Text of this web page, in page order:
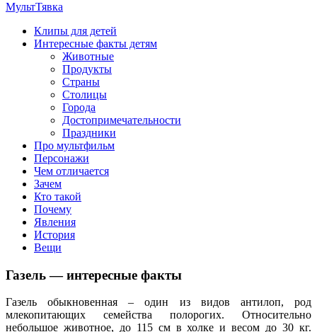
МультТявка
интересные факты про страны, столицы и города, клипы из
мультфильмов, мульт-клипы, песни из мультиков, детские
клипы, интересные факты о мультфильмах и про персонажей
мультфильмов
Клипы для детей
Интересные факты детям
Животные
Продукты
Страны
Столицы
Города
Достопримечательности
Праздники
Про мультфильм
Персонажи
Чем отличается
Зачем
Кто такой
Почему
Явления
История
Вещи
Газель — интересные факты
Газель обыкновенная – один из видов антилоп, род
млекопитающих семейства полорогих. Относительно
небольшое животное, до 115 см в холке и весом до 30 кг.